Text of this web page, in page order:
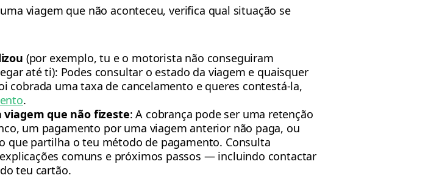
viagem que não aconteceu, verifica qual situação se
(por exemplo, tu e o motorista não conseguiram
até ti): Podes consultar o estado da viagem e quaisquer
cobrada uma taxa de cancelamento e queres contestá-la,
.
viagem que não fizeste: A cobrança pode ser uma retenção
um pagamento por uma viagem anterior não paga, ou
que partilha o teu método de pagamento. Consulta
comuns e próximos passos — incluindo contactar
teu cartão.